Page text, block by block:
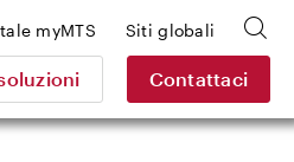
Contattaci
myMTS Siti globali